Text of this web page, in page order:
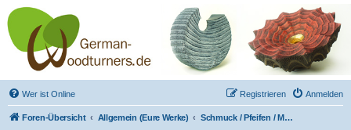
Drechseln und
Kunsthandwerk -
German-Woodturners
*Forum Sauerland*
Der Treffpunkt für Drechsler und Freunde des Kunsthandwerks
Wer ist Online Anmelden
Registrieren
Foren-Übersicht Allgemein (Eure Werke) Schmuck / Pfeifen / Messer / Bücher